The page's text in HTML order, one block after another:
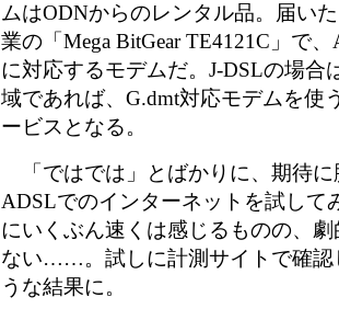
ムはODNからのレンタル品。届い
業の「Mega BitGear TE4121C」で
に対応するモデムだ。J-DSLの場合
域であれば、G.dmt対応モデムを使
ービスとなる。
「ではでは」とばかりに、期待に
ADSLでのインターネットを試し
にいくぶん速くは感じるものの、
ない……。試しに計測サイトで確認
うな結果に。